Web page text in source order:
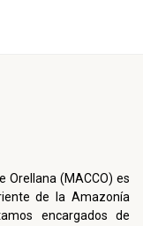
Orellana (MACCO) es
de la Amazonía
encargados de